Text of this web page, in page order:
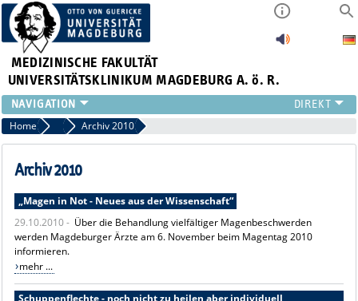
MEDIZINISCHE FAKULTÄT
UNIVERSITÄTSKLINIKUM MAGDEBURG A. ö. R.
INSTITUTE
KLINIKEN
ZENTRALE EINRICHTUNGEN
PRESSE
ÜBER UNS
INTERNATIONAL
INTRANET
Home Archiv Pressemitteilungen
Archiv 2010
Archiv 2010
„Magen in Not - Neues aus der Wissenschaft“
29.10.2010 - Über die Behandlung vielfältiger Magenbeschwerden
werden Magdeburger Ärzte am 6. November beim Magentag 2010
informieren.
mehr ...
Schuppenflechte - noch nicht zu heilen,aber individuell